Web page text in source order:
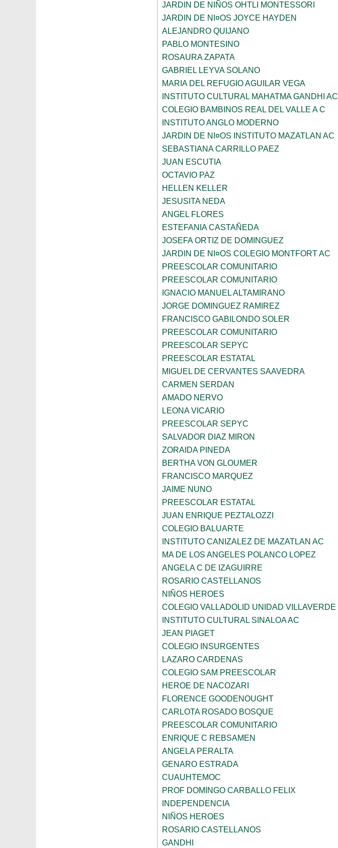
JARDIN DE NIÑOS OHTLI MONTESSORI
JARDIN DE NI¤OS JOYCE HAYDEN
ALEJANDRO QUIJANO
PABLO MONTESINO
ROSAURA ZAPATA
GABRIEL LEYVA SOLANO
MARIA DEL REFUGIO AGUILAR VEGA
INSTITUTO CULTURAL MAHATMA GANDHI AC
COLEGIO BAMBINOS REAL DEL VALLE A C
INSTITUTO ANGLO MODERNO
JARDIN DE NI¤OS INSTITUTO MAZATLAN AC
SEBASTIANA CARRILLO PAEZ
JUAN ESCUTIA
OCTAVIO PAZ
HELLEN KELLER
JESUSITA NEDA
ANGEL FLORES
ESTEFANIA CASTAÑEDA
JOSEFA ORTIZ DE DOMINGUEZ
JARDIN DE NI¤OS COLEGIO MONTFORT AC
PREESCOLAR COMUNITARIO
PREESCOLAR COMUNITARIO
IGNACIO MANUEL ALTAMIRANO
JORGE DOMINGUEZ RAMIREZ
FRANCISCO GABILONDO SOLER
PREESCOLAR COMUNITARIO
PREESCOLAR SEPYC
PREESCOLAR ESTATAL
MIGUEL DE CERVANTES SAAVEDRA
CARMEN SERDAN
AMADO NERVO
LEONA VICARIO
PREESCOLAR SEPYC
SALVADOR DIAZ MIRON
ZORAIDA PINEDA
BERTHA VON GLOUMER
FRANCISCO MARQUEZ
JAIME NUNO
PREESCOLAR ESTATAL
JUAN ENRIQUE PEZTALOZZI
COLEGIO BALUARTE
INSTITUTO CANIZALEZ DE MAZATLAN AC
MA DE LOS ANGELES POLANCO LOPEZ
ANGELA C DE IZAGUIRRE
ROSARIO CASTELLANOS
NIÑOS HEROES
COLEGIO VALLADOLID UNIDAD VILLAVERDE
INSTITUTO CULTURAL SINALOA AC
JEAN PIAGET
COLEGIO INSURGENTES
LAZARO CARDENAS
COLEGIO SAM PREESCOLAR
HEROE DE NACOZARI
FLORENCE GOODENOUGHT
CARLOTA ROSADO BOSQUE
PREESCOLAR COMUNITARIO
ENRIQUE C REBSAMEN
ANGELA PERALTA
GENARO ESTRADA
CUAUHTEMOC
PROF DOMINGO CARBALLO FELIX
INDEPENDENCIA
NIÑOS HEROES
ROSARIO CASTELLANOS
GANDHI